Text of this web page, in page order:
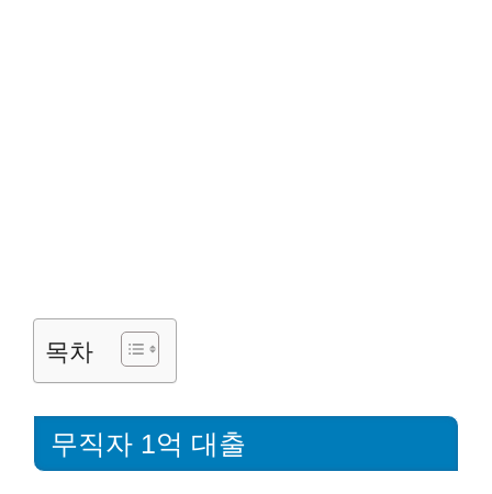
목차
무직자 1억 대출